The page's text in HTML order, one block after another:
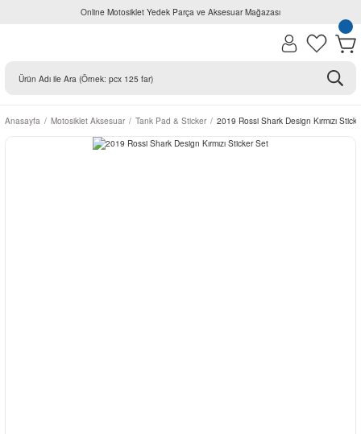
Online Motosiklet Yedek Parça ve Aksesuar Mağazası
Anasayfa Motosiklet Aksesuar Tank Pad & Sticker 2019 Rossi Shark Design Kırmızı